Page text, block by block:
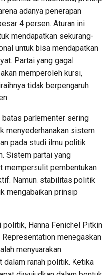
adanya penerapan
4 persen. Aturan ini
mendapatkan sekurang-
untuk bisa mendapatkan
Partai yang gagal
memperoleh kursi,
tidak berpengaruh
parlementer sering
menyederhanakan sistem
pada studi ilmu politik
Sistem partai yang
mempersulit pembentukan
Namun, stabilitas politik
mengabaikan prinsip
Hanna Fenichel Pitkin
menegaskan
menyuarakan
dalam ranah politik. Ketika